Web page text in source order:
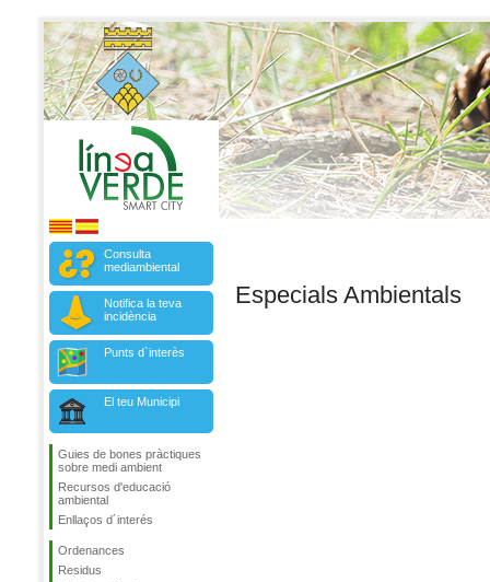
Consulta
mediambiental
Notifica la teva
incidència
Punts d`interès
El teu Municipi
Guies de bones pràctiques
sobre medi ambient
Recursos d'educació
ambiental
Enllaços d´interés
Ordenances
Residus
Especials Ambientals